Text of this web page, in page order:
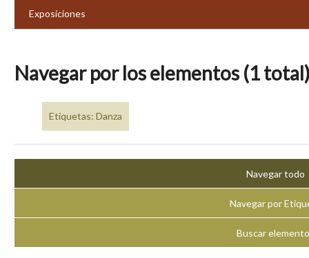
Exposiciones
Navegar por los elementos (1
Etiquetas: Danza
Navegar todo
Navegar por
Buscar